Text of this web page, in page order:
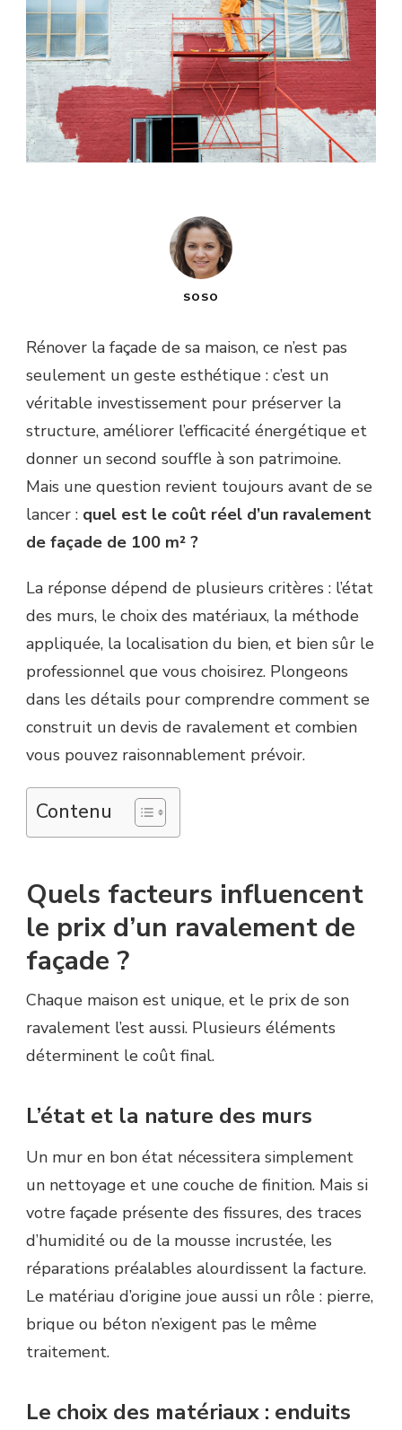
SOSO
Rénover la façade de sa maison, ce n’est pas
seulement un geste esthétique : c’est un
véritable investissement pour préserver la
structure, améliorer l’efficacité énergétique et
donner un second souffle à son patrimoine.
Mais une question revient toujours avant de se
lancer : quel est le coût réel d’un ravalement
de façade de 100 m² ?
La réponse dépend de plusieurs critères : l’état
des murs, le choix des matériaux, la méthode
appliquée, la localisation du bien, et bien sûr le
professionnel que vous choisirez. Plongeons
dans les détails pour comprendre comment se
construit un devis de ravalement et combien
vous pouvez raisonnablement prévoir.
Contenu
Quels facteurs influencent
le prix d’un ravalement de
façade ?
Chaque maison est unique, et le prix de son
ravalement l’est aussi. Plusieurs éléments
déterminent le coût final.
L’état et la nature des murs
Un mur en bon état nécessitera simplement
un nettoyage et une couche de finition. Mais si
votre façade présente des fissures, des traces
d’humidité ou de la mousse incrustée, les
réparations préalables alourdissent la facture.
Le matériau d’origine joue aussi un rôle : pierre,
brique ou béton n’exigent pas le même
traitement.
Le choix des matériaux : enduits